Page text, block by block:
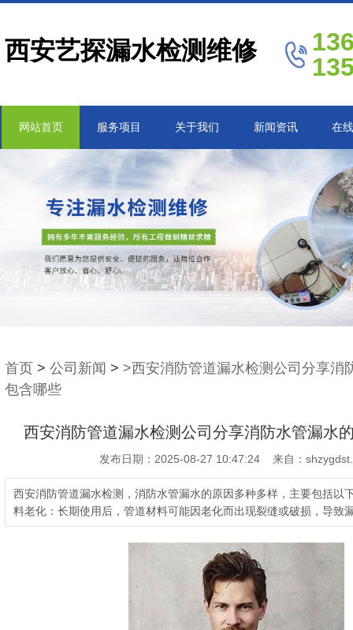
西安艺探漏水检测维修
网站首页 服务项目 关于我们 新闻资讯 在
首页 > 公司新闻 > >西安消防管道漏水检测公司分享消
包含哪些
西安消防管道漏水检测公司分享消防水管漏水
发布日期：2025-08-27 10:47:24 来自：
西安消防管道漏水检测，消防水管漏水的原因多种多样，主要包
料老化：长期使用后，管道材料可能因老化而出现裂缝或破损，导致